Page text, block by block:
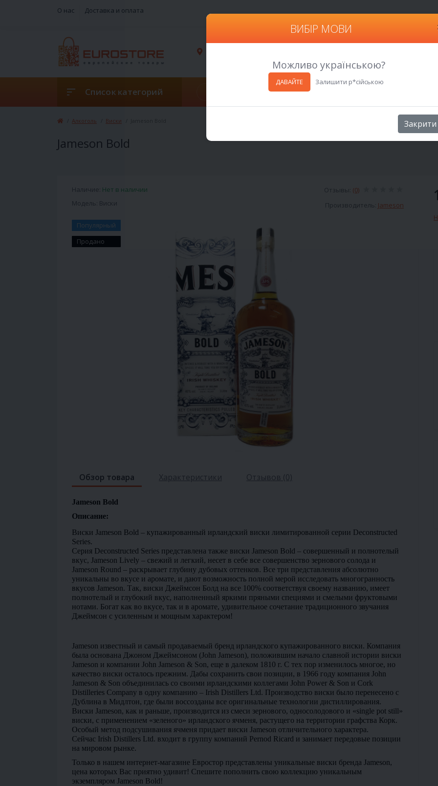
О нас Доставка и оплата
Список категорий
Алкоголь Виски
Jameson Bold
ВИБІР МОВИ
Можливо українською?
ДАВАЙТЕ Залишити р*сійською
Закрити
Наличие: Нет в наличии
Модель: Виски
Отзывы: (0)
Производитель: Jameson
Популярный
Продано
Обзор товара Характеристики Отзывов (0)
Jameson Bold
Описание:
Виски Jameson Bold – купажированный ирландский виски лимитированной серии Deconstructed
Series.
Серия Deconstructed Series представлена также виски Jameson Bold – совершенный и полнотелый
вкус, Jameson Lively – свежий и легкий, несет в себе все совершенство зернового солода и
Jameson Round – раскрывает глубину дубовых оттенков. Все три представления абсолютно
уникальны во вкусе и аромате, и дают возможность полной мерой исследовать многогранность
вкусов Jameson. Так, виски Джеймсон Болд на все 100% соответствуя своему названию, имеет
полнотелый и глубокий вкус, наполненный яркими пряными специями и смелыми фруктовыми
нотами. Богат как во вкусе, так и в аромате, удивительное сочетание традиционного звучания
Джеймсон с усиленным и мощным характером!
Jameson известный и самый продаваемый бренд ирландского купажированного виски. Компания
была основана Джоном Джеймсоном (John Jameson), положившим начало славной истории виски
Jameson и компании John Jameson & Son, еще в далеком 1810 г. С тех пор изменилось многое, но
качество виски осталось прежним. Дабы сохранить свои позиции, в 1966 году компания John
Jameson & Son объединилась со своими ирландскими коллегами John Power & Son и Cork
Distilleries Company в одну компанию – Irish Distillers Ltd. Производство виски было перенесено с
Дублина в Мидлтон, где были воссозданы все оригинальные технологии дистиллирования.
Виски Jameson, как и раньше, производится из смеси зернового, односолодового и «single pot still»
виски, с применением «зеленого» ирландского ячменя, растущего на территории графства Корк.
Особый метод подсушивания ячменя придает виски Jameson отличительного характера.
Сейчас Irish Distillers Ltd. входит в группу компаний Pernod Ricard и занимает передовые позиции
на мировом рынке.
Только в нашем интернет-магазине Евростор представлены уникальные виски бренда Jameson,
цена которых Вас приятно удивит! Спешите пополнить свою коллекцию уникальным
экземпляром Jameson Bold!